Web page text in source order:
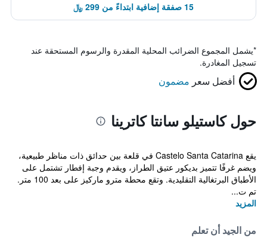
15 صفقة إضافية ابتداءً من 299 ﷼
*يشمل المجموع الضرائب المحلية المقدرة والرسوم المستحقة عند
تسجيل المغادرة.
أفضل سعر مضمون
حول كاستيلو سانتا كاترينا
يقع Castelo Santa Catarina في قلعة بين حدائق ذات مناظر طبيعية،
ويضم غرفًا تتميز بديكور عتيق الطراز، ويقدم وجبة إفطار تشتمل على
الأطباق البرتغالية التقليدية. وتقع محطة مترو ماركيز على بعد 100 متر.
تم ت...
المزيد
من الجيد أن تعلم